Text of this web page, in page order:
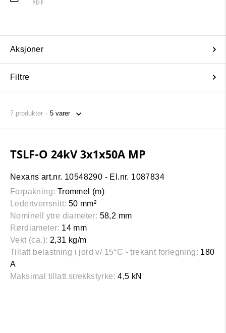
PDF
Aksjoner
Filtre
7 produkter
TSLF-O 24kV 3x1x50A MP
Nexans art.nr. 10548290 - El.nr. 1087834
Forpakning: Trommel (m)
Ledertverrsnitt: 50 mm²
Nominell ytre diameter: 58,2 mm
Rørdiameter: 14 mm
Vekt (ca.): 2,31 kg/m
Tillatt belastning i jord v/ 15°C - trekant forlegning: 180
A
Maksimal tillatt strekkstyrke: 4,5 kN